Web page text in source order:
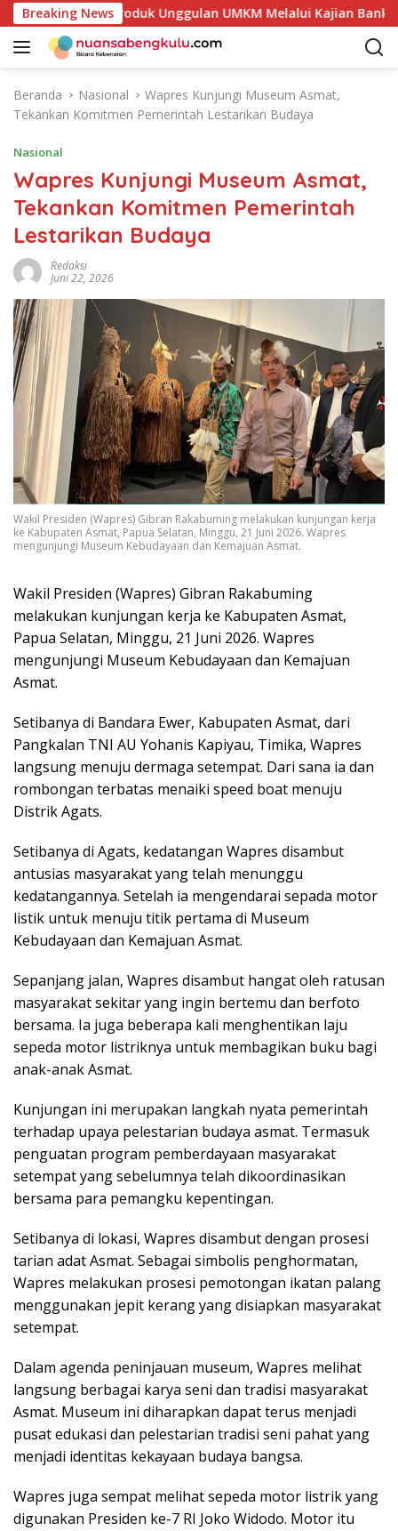
a
Breaking News
Potensi Produk Unggulan UMKM Melalui Kajian Bank
Beranda Nasional
Wapres Kunjungi Museum Asmat,
Tekankan Komitmen Pemerintah Lestarikan Budaya
Nasional
Wapres Kunjungi Museum Asmat,
Tekankan Komitmen Pemerintah
Lestarikan Budaya
Redaksi
Juni 22, 2026
Wakil Presiden (Wapres) Gibran Rakabuming melakukan kunjungan kerja
ke Kabupaten Asmat, Papua Selatan, Minggu, 21 Juni 2026. Wapres
mengunjungi Museum Kebudayaan dan Kemajuan Asmat.
Wakil Presiden (Wapres) Gibran Rakabuming
melakukan kunjungan kerja ke Kabupaten Asmat,
Papua Selatan, Minggu, 21 Juni 2026. Wapres
mengunjungi Museum Kebudayaan dan Kemajuan
Asmat.
Setibanya di Bandara Ewer, Kabupaten Asmat, dari
Pangkalan TNI AU Yohanis Kapiyau, Timika, Wapres
langsung menuju dermaga setempat. Dari sana ia dan
rombongan terbatas menaiki speed boat menuju
Distrik Agats.
Setibanya di Agats, kedatangan Wapres disambut
antusias masyarakat yang telah menunggu
kedatangannya. Setelah ia mengendarai sepada motor
listik untuk menuju titik pertama di Museum
Kebudayaan dan Kemajuan Asmat.
Sepanjang jalan, Wapres disambut hangat oleh ratusan
masyarakat sekitar yang ingin bertemu dan berfoto
bersama. Ia juga beberapa kali menghentikan laju
sepeda motor listriknya untuk membagikan buku bagi
anak-anak Asmat.
Kunjungan ini merupakan langkah nyata pemerintah
terhadap upaya pelestarian budaya asmat. Termasuk
penguatan program pemberdayaan masyarakat
setempat yang sebelumnya telah dikoordinasikan
bersama para pemangku kepentingan.
Setibanya di lokasi, Wapres disambut dengan prosesi
tarian adat Asmat. Sebagai simbolis penghormatan,
Wapres melakukan prosesi pemotongan ikatan palang
menggunakan jepit kerang yang disiapkan masyarakat
setempat.
Dalam agenda peninjauan museum, Wapres melihat
langsung berbagai karya seni dan tradisi masyarakat
Asmat. Museum ini diharapkan dapat terus menjadi
pusat edukasi dan pelestarian tradisi seni pahat yang
menjadi identitas kekayaan budaya bangsa.
Wapres juga sempat melihat sepeda motor listrik yang
digunakan Presiden ke-7 RI Joko Widodo. Motor itu